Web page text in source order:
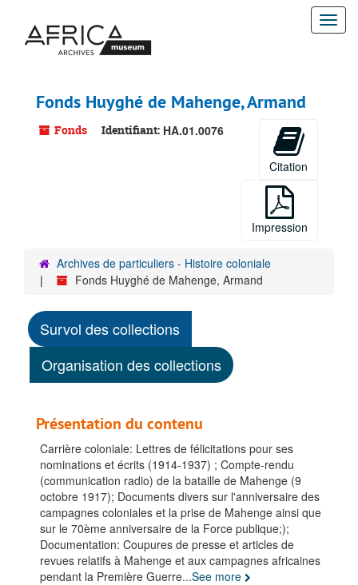
contenu
Fonds Huyghé de Mahenge, Armand
Fonds Identifiant: HA.01.0076
Citation
Impression
Archives de particuliers - Histoire coloniale
Fonds Huyghé de Mahenge, Armand
Survol des collections
Organisation des collections
Présentation du contenu
Carrière coloniale: Lettres de félicitations pour ses
nominations et écrits (1914-1937) ; Compte-rendu
(communication radio) de la bataille de Mahenge (9
octobre 1917); Documents divers sur l'anniversaire des
campagnes coloniales et la prise de Mahenge ainsi que
sur le 70ème anniversaire de la Force publique;);
Documentation: Coupures de presse et articles de
revues relatifs à Mahenge et aux campagnes africaines
pendant la Première Guerre...See more